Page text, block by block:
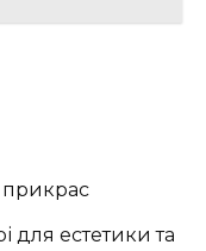
прикрас
для естетики та